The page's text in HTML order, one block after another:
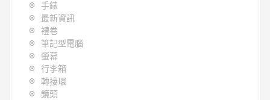
手錶
最新資訊
禮卷
筆記型電腦
螢幕
行李箱
轉接環
鏡頭